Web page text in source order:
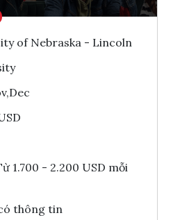
of Nebraska - Lincoln
1.700 - 2.200 USD mỗi
thông tin